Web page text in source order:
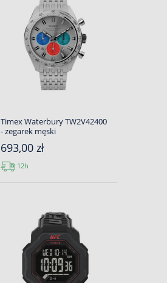
Timex Waterbury TW2V42400
- zegarek męski
693,00 zł
12h